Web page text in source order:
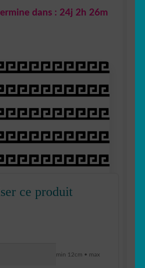
dans : 24j 2h 26m
ce produit
min 12cm • max